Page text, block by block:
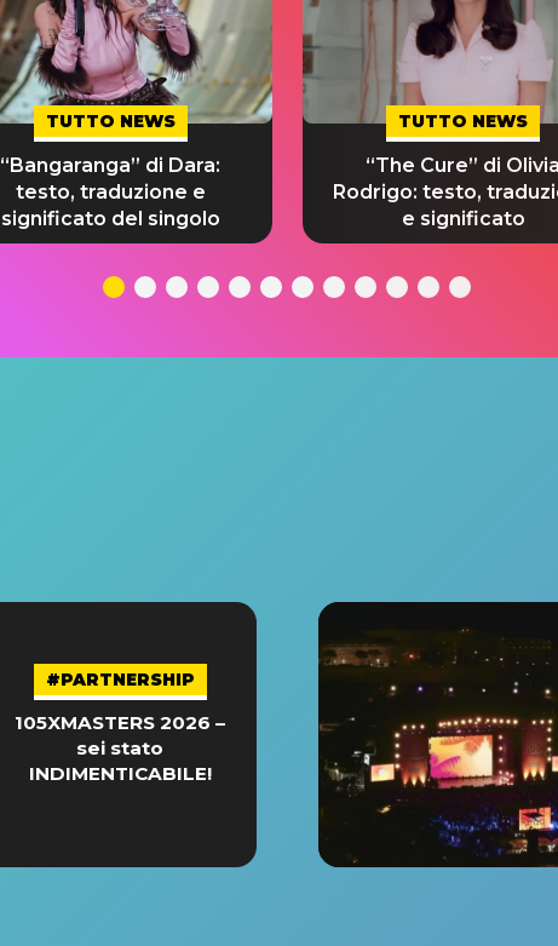
TUTTO NEWS
“Bangaranga” di Dara:
testo, traduzione e
significato del singolo
TUTTO NEWS
“The Cure” di Olivia
Rodrigo: testo,
e significato
#PARTNERSHIP
105XMASTERS 2026 –
sei stato
INDIMENTICABILE!